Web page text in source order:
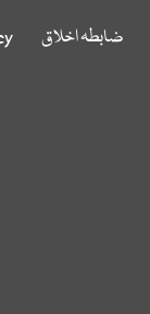
ضابطہ اخلاق